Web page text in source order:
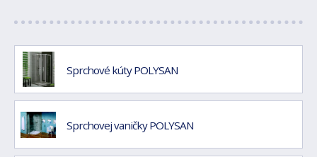
Sprchové kúty POLYSAN
Sprchovej vaničky POLYSAN